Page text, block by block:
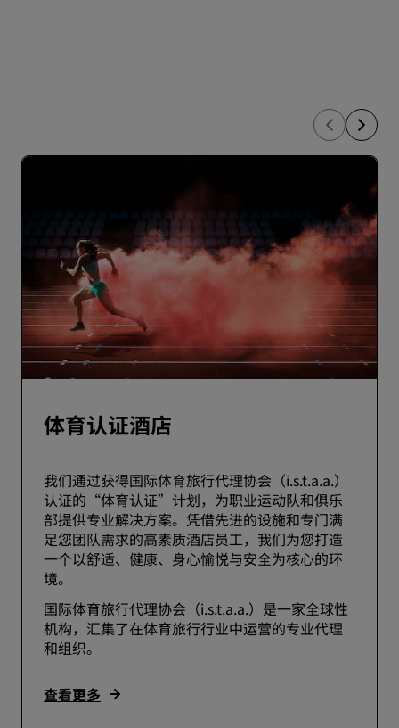
体育认证酒店
我们通过获得国际体育旅行代理协会（i.s.t.a.a.）
认证的“体育认证”计划，为职业运动队和俱乐
部提供专业解决方案。凭借先进的设施和专门满
足您团队需求的高素质酒店员工，我们为您打造
一个以舒适、健康、身心愉悦与安全为核心的环
境。
国际体育旅行代理协会（i.s.t.a.a.）是一家全球性
机构，汇集了在体育旅行行业中运营的专业代理
和组织。
查看更多